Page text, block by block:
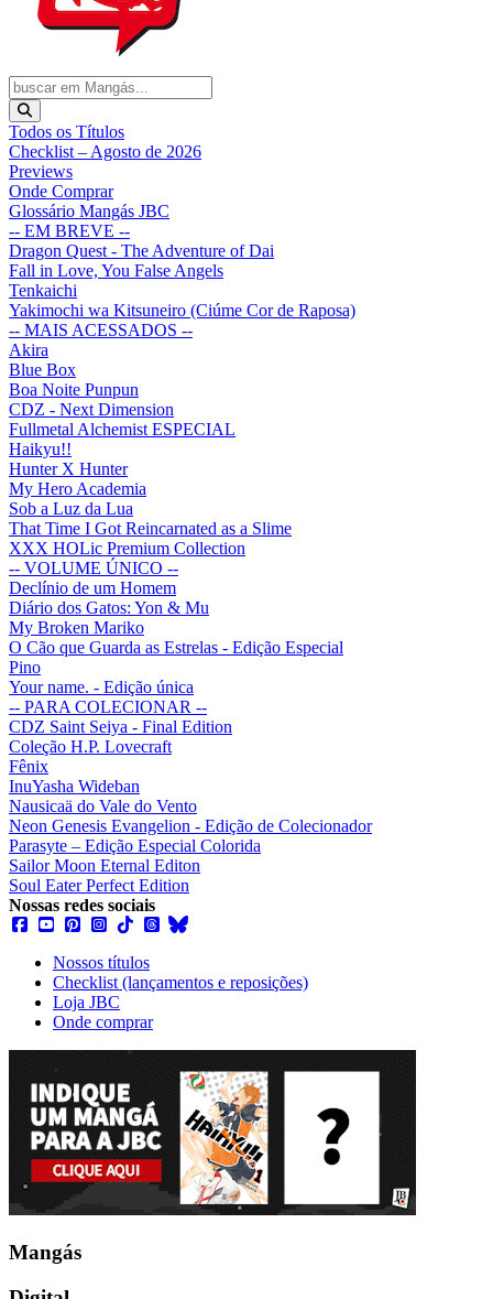
Todos os Títulos
Checklist – Agosto de 2026
Previews
Onde Comprar
Glossário Mangás JBC
-- EM BREVE --
Dragon Quest - The Adventure of Dai
Fall in Love, You False Angels
Tenkaichi
Yakimochi wa Kitsuneiro (Ciúme Cor de Raposa)
-- MAIS ACESSADOS --
Akira
Blue Box
Boa Noite Punpun
CDZ - Next Dimension
Fullmetal Alchemist ESPECIAL
Haikyu!!
Hunter X Hunter
My Hero Academia
Sob a Luz da Lua
That Time I Got Reincarnated as a Slime
XXX HOLic Premium Collection
-- VOLUME ÚNICO --
Declínio de um Homem
Diário dos Gatos: Yon & Mu
My Broken Mariko
O Cão que Guarda as Estrelas - Edição Especial
Pino
Your name. - Edição única
-- PARA COLECIONAR --
CDZ Saint Seiya - Final Edition
Coleção H.P. Lovecraft
Fênix
InuYasha Wideban
Nausicaä do Vale do Vento
Neon Genesis Evangelion - Edição de Colecionador
Parasyte – Edição Especial Colorida
Sailor Moon Eternal Editon
Soul Eater Perfect Edition
Nossas redes sociais
Nossos títulos
Checklist (lançamentos e reposições)
Loja JBC
Onde comprar
Mangás